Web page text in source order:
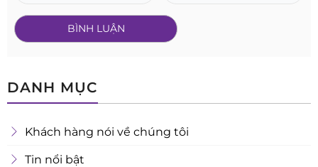
DANH MỤC
Khách hàng nói về chúng tôi
Tin nổi bật